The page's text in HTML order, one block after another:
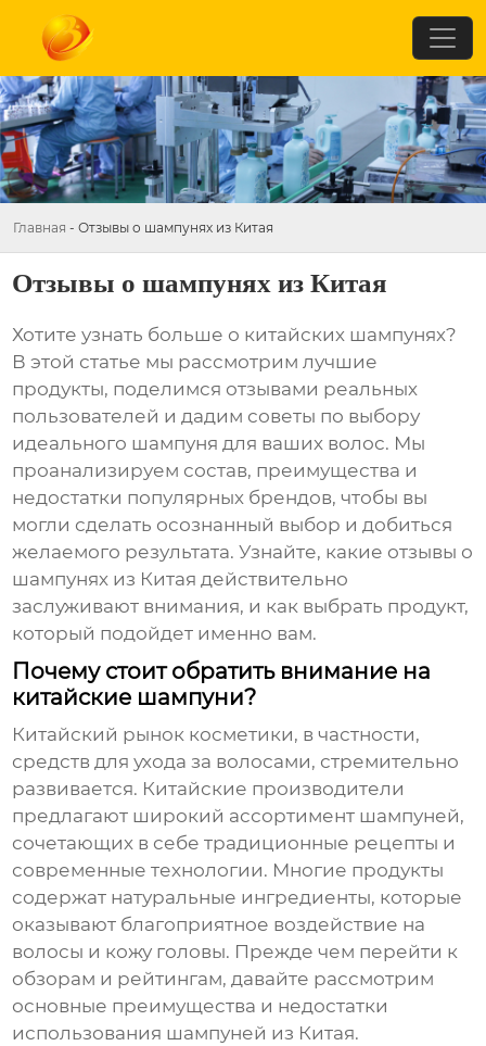
Главная - Отзывы о шампунях из Китая
Отзывы о шампунях из Китая
Хотите узнать больше о китайских шампунях?
В этой статье мы рассмотрим лучшие
продукты, поделимся отзывами реальных
пользователей и дадим советы по выбору
идеального шампуня для ваших волос. Мы
проанализируем состав, преимущества и
недостатки популярных брендов, чтобы вы
могли сделать осознанный выбор и добиться
желаемого результата. Узнайте, какие отзывы о
шампунях из Китая действительно
заслуживают внимания, и как выбрать продукт,
который подойдет именно вам.
Почему стоит обратить внимание на
китайские шампуни?
Китайский рынок косметики, в частности,
средств для ухода за волосами, стремительно
развивается. Китайские производители
предлагают широкий ассортимент шампуней,
сочетающих в себе традиционные рецепты и
современные технологии. Многие продукты
содержат натуральные ингредиенты, которые
оказывают благоприятное воздействие на
волосы и кожу головы. Прежде чем перейти к
обзорам и рейтингам, давайте рассмотрим
основные преимущества и недостатки
использования шампуней из Китая.